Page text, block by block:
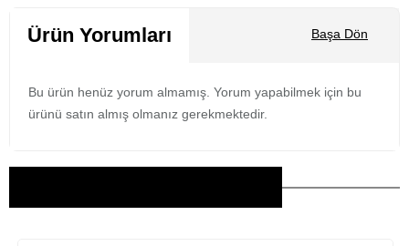
Ürün Yorumları Başa Dön
Bu ürün henüz yorum almamış. Yorum yapabilmek için bu
ürünü satın almış olmanız gerekmektedir.